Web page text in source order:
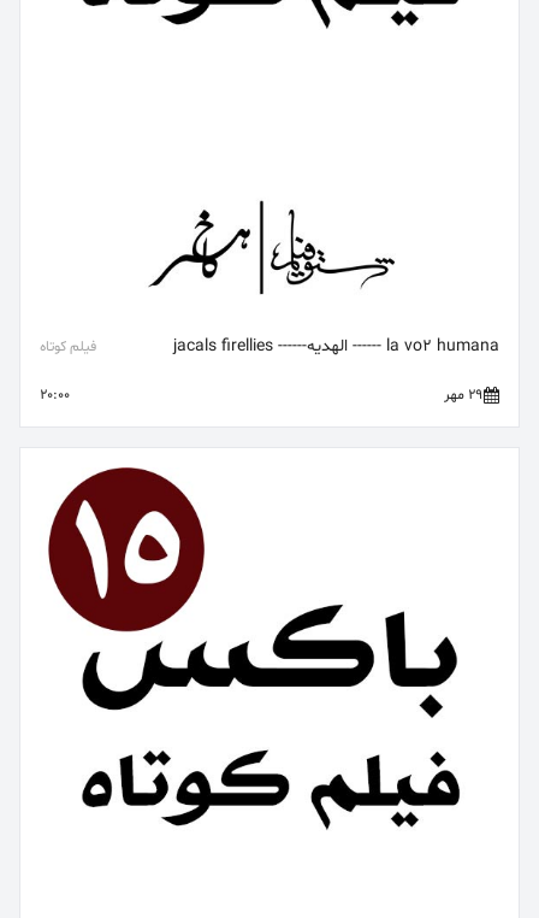
la vo2 humana ------ الهدیه------ jacals firellies فیلم کوتاه
29 مهر 20:00